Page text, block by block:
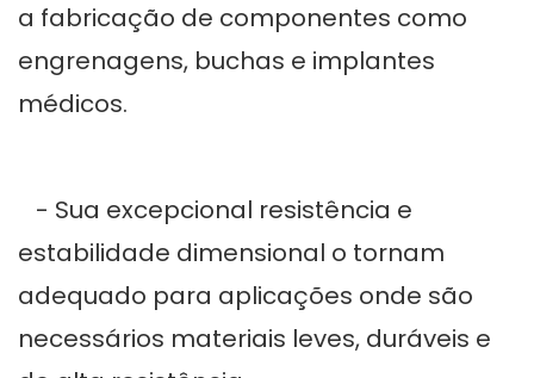
a fabricação de componentes como
engrenagens, buchas e implantes
médicos.
- Sua excepcional resistência e
estabilidade dimensional o tornam
adequado para aplicações onde são
necessários materiais leves, duráveis ​​e